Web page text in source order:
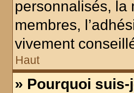
personnalisés, la
membres,
vivement
Haut
» Pourquoi